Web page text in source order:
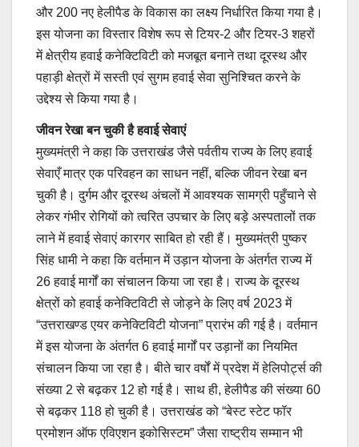
और 200 नए हेलीपैड के विकास का लक्ष्य निर्धारित किया गया है।
इस योजना का विस्तार विशेष रूप से टियर-2 और टियर-3 शहरों
में क्षेत्रीय हवाई कनेक्टिविटी को मजबूत बनाने तथा दूरस्थ और
पहाड़ी क्षेत्रों में सस्ती एवं सुगम हवाई सेवा सुनिश्चित करने के
उद्देश्य से किया गया है।
जीवन रेखा बन चुकी है हवाई सेवाएं
मुख्यमंत्री ने कहा कि उत्तराखंड जैसे पर्वतीय राज्य के लिए हवाई
सेवाएँ मात्र एक परिवहन का साधन नहीं, बल्कि जीवन रेखा बन
चुकी है। दुर्गम और दूरस्थ अंचलों में आवश्यक सामग्री पहुँचाने से
लेकर गंभीर रोगियों को त्वरित उपचार के लिए बड़े अस्पतालों तक
लाने में हवाई सेवाएं कारगर साबित हो रही हैं। मुख्यमंत्री पुष्कर
सिंह धामी ने कहा कि वर्तमान में उड़ान योजना के अंतर्गत राज्य में
26 हवाई मार्गों का संचालन किया जा रहा है। राज्य के दूरस्थ
क्षेत्रों को हवाई कनेक्टिविटी से जोड़ने के लिए वर्ष 2023 में
“उत्तराखण्ड एयर कनेक्टिविटी योजना” प्रारंभ की गई है। वर्तमान
में इस योजना के अंतर्गत 6 हवाई मार्गों पर उड़ानों का नियमित
संचालन किया जा रहा है। बीते चार वर्षों में प्रदेश में हेलिपोर्ट्स की
संख्या 2 से बढ़कर 12 हो गई है। साथ ही, हेलीपैड की संख्या 60
से बढ़कर 118 हो चुकी है। उत्तराखंड को “बेस्ट स्टेट फॉर
प्रमोशन ऑफ एविएशन इकोसिस्टम” जैसा राष्ट्रीय सम्मान भी